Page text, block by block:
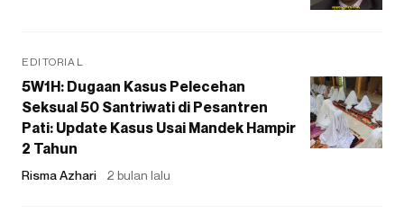
EDITORIAL
5W1H: Dugaan Kasus Pelecehan
Seksual 50 Santriwati di Pesantren
Pati: Update Kasus Usai Mandek Hampir
2 Tahun
Risma Azhari 2 bulan lalu